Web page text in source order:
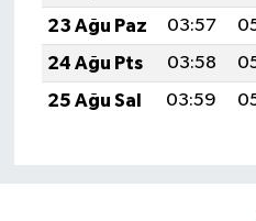
23 Ağu Paz
03:57
24 Ağu Pts
03:58
25 Ağu Sal
03:59